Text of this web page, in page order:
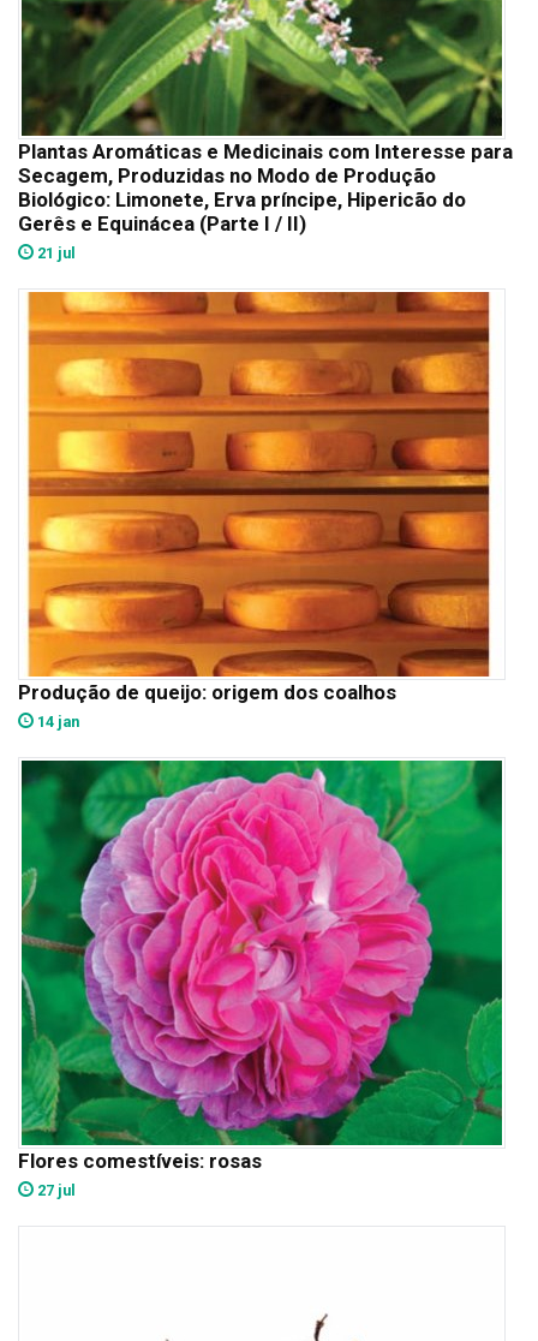
Plantas Aromáticas e Medicinais com Interesse para
Secagem, Produzidas no Modo de Produção
Biológico: Limonete, Erva príncipe, Hipericão do
Gerês e Equinácea (Parte I / II)
21 jul
Produção de queijo: origem dos coalhos
14 jan
Flores comestíveis: rosas
27 jul